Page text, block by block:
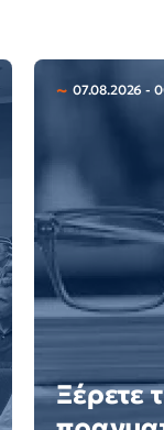
07.08.2026 -
Ξέρετε